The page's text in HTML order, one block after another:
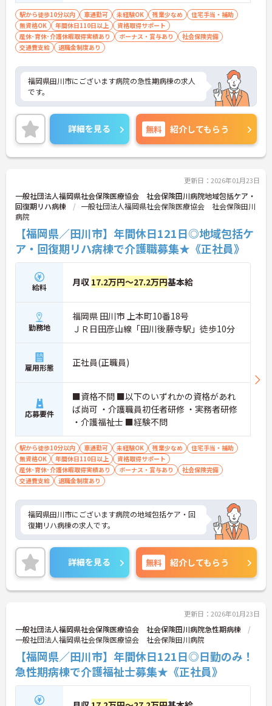
駅から徒歩10分以内 車通勤可 未経験OK 残業少なめ
住宅手当・補助
無資格OK
年間休日110日以上
資格取得サポート
産休･育休･介護休暇取得実績あり
ボーナス・賞与あり
社会保険完備
交通費支給
退職金制度あり
福岡県田川市にございます病院の急性期病棟の求人
です。
詳細を見る 無料 紹介してもらう
更新日：2026年01月23日
一般社団法人福岡県社会保険医療協会 社会保険田川病院地域包括ケア・
回復期リハ病棟
一般社団法人福岡県社会保険医療協会 社会保険田川
病院
【福岡県／田川市】年間休日121日◎地域包括ケ
ア・回復期リハ病棟で介護職募集★《正社員》
給料 月収 17.2万円～27.2万円基本給
勤務地
福岡県 田川市 上本町10番18号
ＪＲ日田彦山線「田川後藤寺駅」徒歩10分
雇用形態 正社員(正職員)
応募要件
■資格不問 ■以下のいずれかの資格があれ
ば尚可 ・介護職員初任者研修 ・実務者研修
・介護福祉士 ■経験不問
駅から徒歩10分以内 車通勤可 未経験OK 残業少なめ
住宅手当・補助
無資格OK
年間休日110日以上
資格取得サポート
産休･育休･介護休暇取得実績あり
ボーナス・賞与あり
社会保険完備
交通費支給
退職金制度あり
福岡県田川市にございます病院の地域包括ケア・回
復期リハ病棟の求人です。
詳細を見る 無料 紹介してもらう
更新日：2026年01月23日
一般社団法人福岡県社会保険医療協会 社会保険田川病院急性期病棟
一般社団法人福岡県社会保険医療協会 社会保険田川病院
【福岡県／田川市】年間休日121日◎日勤のみ！
急性期病棟で介護福祉士募集★《正社員》